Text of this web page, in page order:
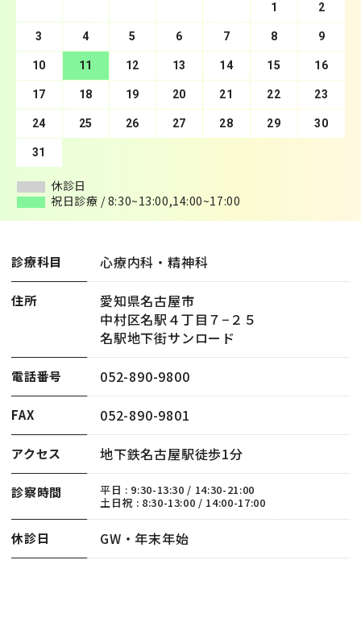
1 2
3 4 5 6 7 8 9
10 11 12 13 14 15 16
17 18 19 20 21 22 23
24 25 26 27 28 29 30
31
休診日
祝日診療 / 8:30~13:00,14:00~17:00
5 6
7 8 9 10 11 12 13
14 15 16 17 18 19 20
21 22 23 24 25 26 27
28 29 30
休診日
祝日診療 / 8:30~13:00,14:00~17:00
診療科目 心療内科・精神科
住所
愛知県名古屋市
中村区名駅４丁目７−２５
名駅地下街サンロード
電話番号 052-890-9800
FAX 052-890-9801
アクセス 地下鉄名古屋駅徒歩1分
診察時間
平日 : 9:30-13:30 / 14:30-21:00
土日祝 : 8:30-13:00 / 14:00-17:00
休診日 GW・年末年始